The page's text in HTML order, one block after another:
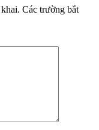
Các trường bắt